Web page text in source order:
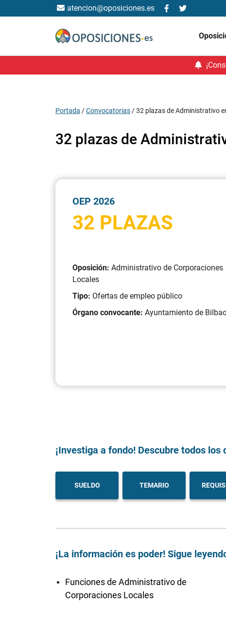
atencion@oposiciones.es
Portada /Convocatorias /32 plazas de Administrativo
32 plazas de
OEP 2026
32 PLAZAS
Oposición: Administrativo de Corporaciones
Locales
Tipo: Ofertas de empleo público
Órgano convocante: Ayuntamiento de
¡Investiga a fondo! Descubre todos los
SUELDO TEMARIO
¡La información es poder! Sigue
Funciones de Administrativo de
Corporaciones Locales